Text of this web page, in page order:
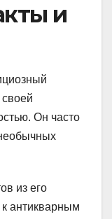
и
Он часто
из его
антикварным